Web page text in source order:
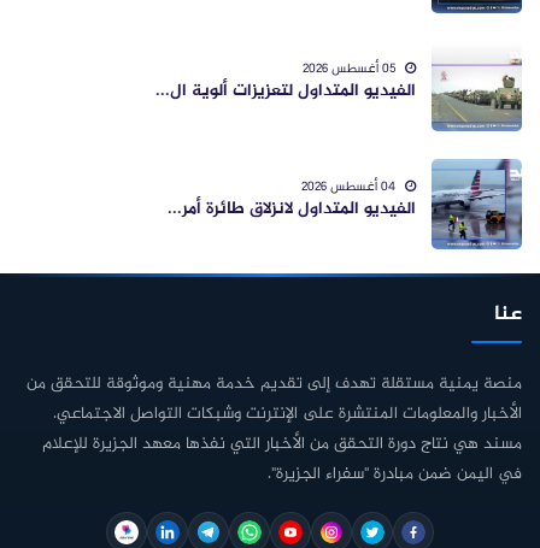
الفيديو المتداول لتعزيزات ألوية ال...
الفيديو المتداول لانزلاق طائرة أمر...
عنا
منصة يمنية مستقلة تهدف إلى تقديم خدمة مهنية وموثوقة للتحقق من
الأخبار والمعلومات المنتشرة على الإنترنت وشبكات التواصل الاجتماعي.
مسند هي نتاج دورة التحقق من الأخبار التي نفذها معهد الجزيرة للإعلام
في اليمن ضمن مبادرة "سفراء الجزيرة".